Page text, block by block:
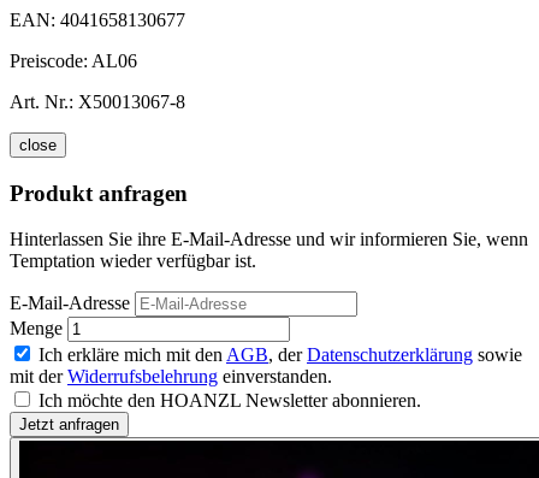
EAN: 4041658130677
Preiscode: AL06
Art. Nr.: X50013067-8
close
Produkt anfragen
Hinterlassen Sie ihre E-Mail-Adresse und wir informieren Sie, wenn
Temptation wieder verfügbar ist.
E-Mail-Adresse
Menge
Ich erkläre mich mit den AGB, derDatenschutzerklärung sowie
mit derWiderrufsbelehrung einverstanden.
Ich möchte den HOANZL Newsletter abonnieren.